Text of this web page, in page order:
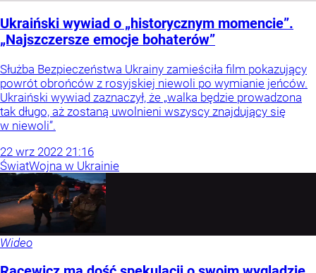
Ukraiński wywiad o „historycznym momencie”.
„Najszczersze emocje bohaterów”
Służba Bezpieczeństwa Ukrainy zamieściła film pokazujący
powrót obrońców z rosyjskiej niewoli po wymianie jeńców.
Ukraiński wywiad zaznaczył, że „walka będzie prowadzona
tak długo, aż zostaną uwolnieni wszyscy znajdujący się
w niewoli”.
22 wrz 2022 21:16
ŚwiatWojna w Ukrainie
Wideo